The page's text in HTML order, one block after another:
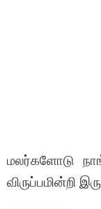
மலர்களோடு
விருப்பமின்றி